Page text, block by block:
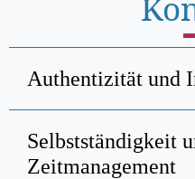
Authentizität und
Selbstständigkeit
Zeitmanagement